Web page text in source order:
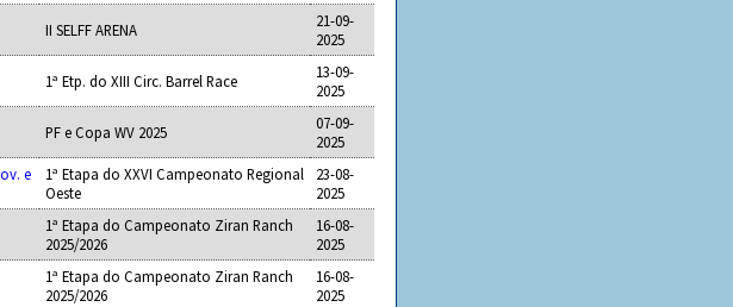
II SELFF ARENA
21-09-
2025
1ª Etp. do XIII Circ. Barrel Race
13-09-
2025
PF e Copa WV 2025
07-09-
2025
e
1ª Etapa do XXVI Campeonato Regional
Oeste
23-08-
2025
1ª Etapa do Campeonato Ziran Ranch
2025/2026
16-08-
2025
1ª Etapa do Campeonato Ziran Ranch
2025/2026
16-08-
2025